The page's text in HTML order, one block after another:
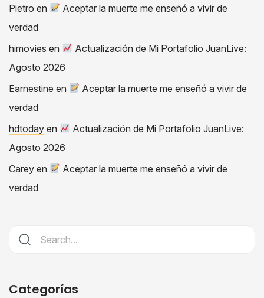
Pietro en
Aceptar la muerte me enseñó a vivir de
verdad
himovies en
Actualización de Mi Portafolio JuanLive:
Agosto 2026
Earnestine en
Aceptar la muerte me enseñó a vivir de
verdad
hdtoday en
Actualización de Mi Portafolio JuanLive:
Agosto 2026
Carey en
Aceptar la muerte me enseñó a vivir de
verdad
Categorías